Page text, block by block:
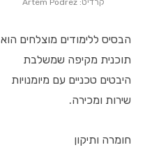
הבסיס ללימודים מוצלחים הוא
תוכנית מקיפה שמשלבת
היבטים טכניים עם מיומנויות
שירות ומכירה.
חומרה ותיקון